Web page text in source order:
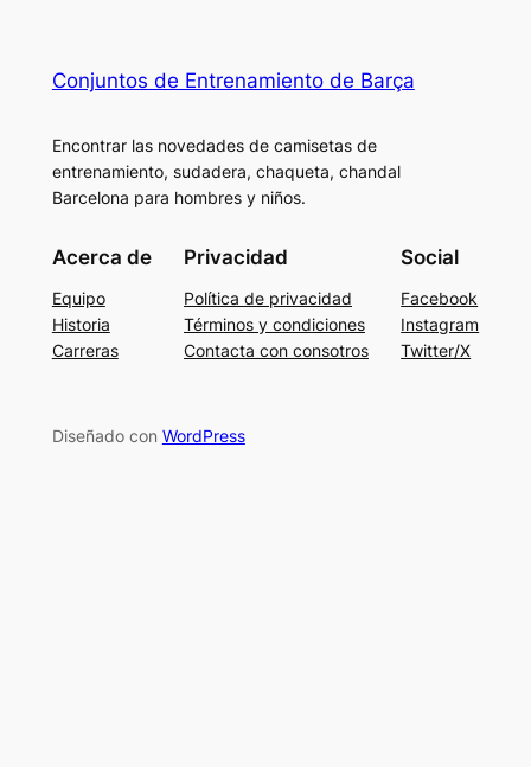
Conjuntos de Entrenamiento de Barça
Encontrar las novedades de camisetas de
entrenamiento, sudadera, chaqueta, chandal
Barcelona para hombres y niños.
Acerca de
Equipo
Historia
Carreras
Privacidad
Política de privacidad
Términos y condiciones
Contacta con consotros
Social
Facebook
Instagram
Twitter/X
Diseñado con WordPress